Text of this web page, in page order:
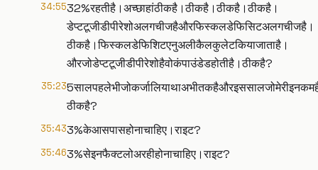
34:5532%रहतीहै।अच्छाहांठीकहै।ठीकहै।ठीकहै।ठीकहै।
डेप्टटूजीडीपीरेशोअलगचीजहैऔरफिस्कलडेफिसिटअलगचीजहै।
ठीकहै।फिस्कलडेफिशिटएनुअलीकैलकुलेटकियाजाताहै।
औरजोडेप्टटूजीडीपीरेशोहैवोकंपाउंडेडहोतीहै।ठीकहै?
35:23
ठीकहै?
35:433%केआसपासहोनाचाहिए।राइट?
35:463%सेइनफैक्टलोअरहीहोनाचाहिए।राइट?